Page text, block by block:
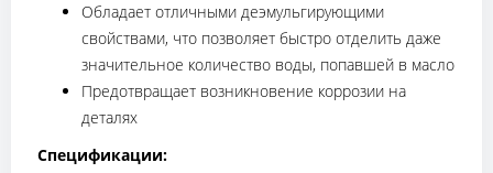
Обладает отличными деэмульгирующими
свойствами, что позволяет быстро отделить даже
значительное количество воды, попавшей в масло
Предотвращает возникновение коррозии на
деталях
Спецификации: